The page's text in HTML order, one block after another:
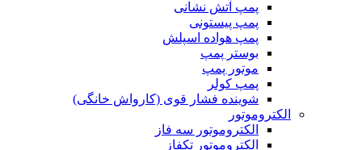
پمپ آتش نشانی
پمپ پیستونی
پمپ هواده اسپلش
بوستر پمپ
موتور پمپ
پمپ کولر
شوینده فشار قوی (کارواش خانگی)
الکتروموتور
الکتروموتور سه فاز
الکتروموتور تکفاز